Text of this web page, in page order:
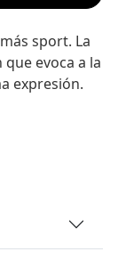
sport. La
evoca a la
expresión.